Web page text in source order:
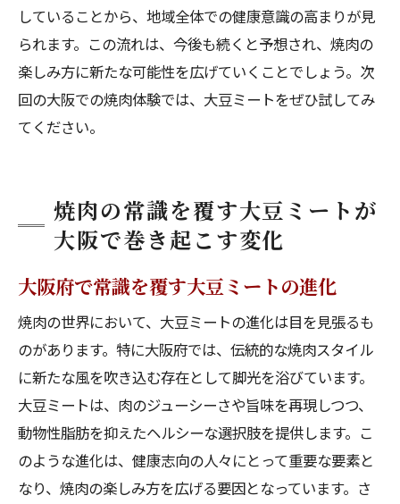
していることから、地域全体での健康意識の高まりが見
られます。この流れは、今後も続くと予想され、焼肉の
楽しみ方に新たな可能性を広げていくことでしょう。次
回の大阪での焼肉体験では、大豆ミートをぜひ試してみ
てください。
焼肉の常識を覆す大豆ミートが
大阪で巻き起こす変化
大阪府で常識を覆す大豆ミートの進化
焼肉の世界において、大豆ミートの進化は目を見張るも
のがあります。特に大阪府では、伝統的な焼肉スタイル
に新たな風を吹き込む存在として脚光を浴びています。
大豆ミートは、肉のジューシーさや旨味を再現しつつ、
動物性脂肪を抑えたヘルシーな選択肢を提供します。こ
のような進化は、健康志向の人々にとって重要な要素と
なり、焼肉の楽しみ方を広げる要因となっています。さ